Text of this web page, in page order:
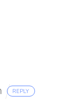
REPLY